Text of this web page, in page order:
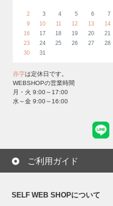
2
3 4 5 6 7
9
10 11 12 13 14
16
17 18 19 20 21
23
24 25 26 27 28
30
31
赤字は定休日です。
WEBSHOPの営業時間
月・火 9:00～17:00
水～金 9:00～16:00
ご利用ガイド
SELF WEB SHOPについて